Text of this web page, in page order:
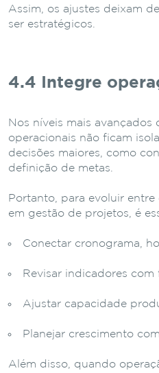
Assim, os ajustes deixam
ser estratégicos.
4.4 Integre
Nos níveis mais
operacionais não ficam
decisões maiores, como
definição de metas.
Portanto, para evoluir
em gestão de projetos, é
Conectar cronograma,
Revisar indicadores com
Ajustar capacidade
Planejar crescimento
Além disso, quando